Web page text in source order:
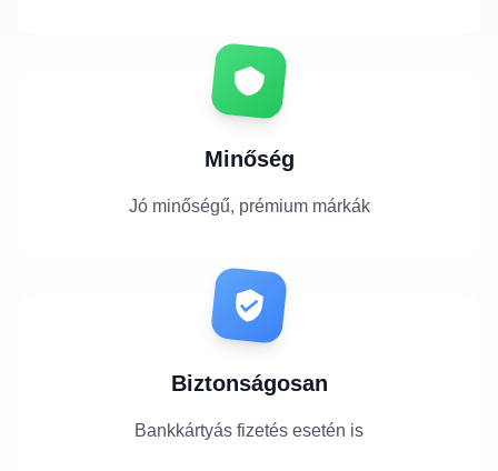
Minőség
Jó minőségű, prémium márkák
Biztonságosan
Bankkártyás fizetés esetén is